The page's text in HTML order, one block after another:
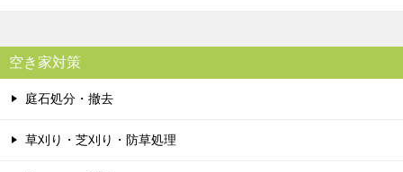
空き家対策
庭石処分・撤去
草刈り・芝刈り・防草処理